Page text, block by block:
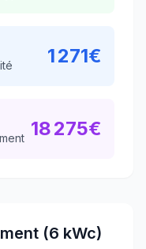
1 271€
18 275€
(6 kWc)